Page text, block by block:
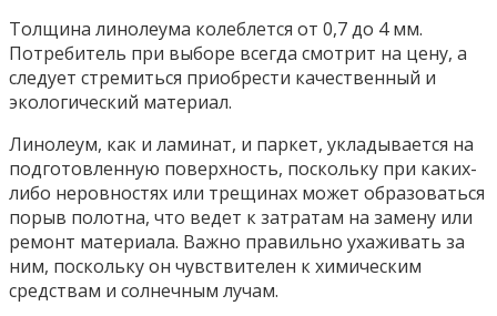
Толщина линолеума колеблется от 0,7 до 4 мм.
Потребитель при выборе всегда смотрит на цену, а
следует стремиться приобрести качественный и
экологический материал.
Линолеум, как и ламинат, и паркет, укладывается на
подготовленную поверхность, поскольку при каких-
либо неровностях или трещинах может образоваться
порыв полотна, что ведет к затратам на замену или
ремонт материала. Важно правильно ухаживать за
ним, поскольку он чувствителен к химическим
средствам и солнечным лучам.